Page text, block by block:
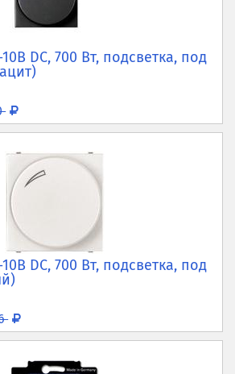
DC, 700 Вт, подсветка, под
DC, 700 Вт, подсветка, под